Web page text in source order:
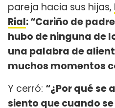
pareja hacia sus hijas,
Rial: “Cariño de
hubo de ninguna de
una palabra de
muchos momentos
Y cerró: “¿Por qué se
siento que cuando